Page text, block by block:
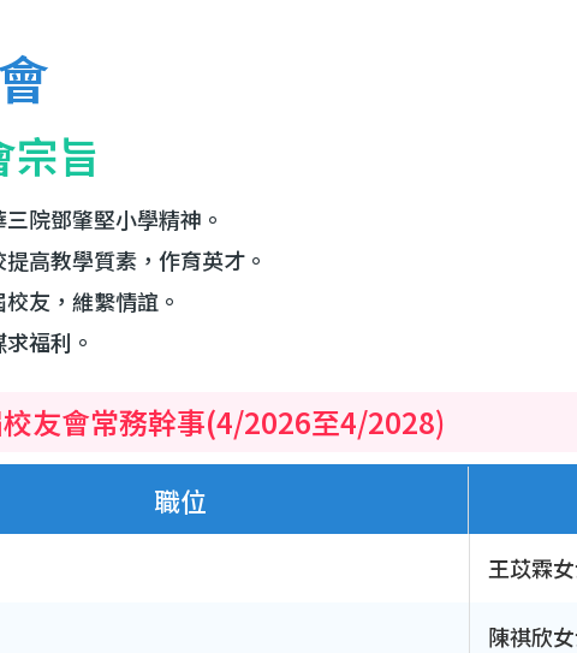
宗旨
院鄧肇堅小學精神。
高教學質素，作育英才。
友，維繫情誼。
福利。
友會常務幹事(4/2026至4/2028)
職位
王苡霖
陳祺欣